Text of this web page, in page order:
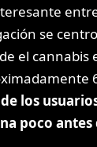
se
el cannabis
de los
poco antes